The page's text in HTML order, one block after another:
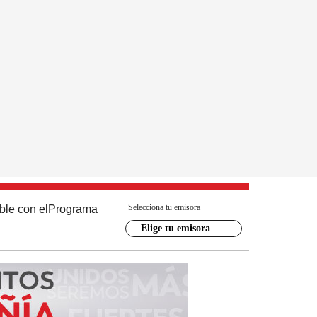
con el Programa Selecciona tu emisora
Elige tu emisora